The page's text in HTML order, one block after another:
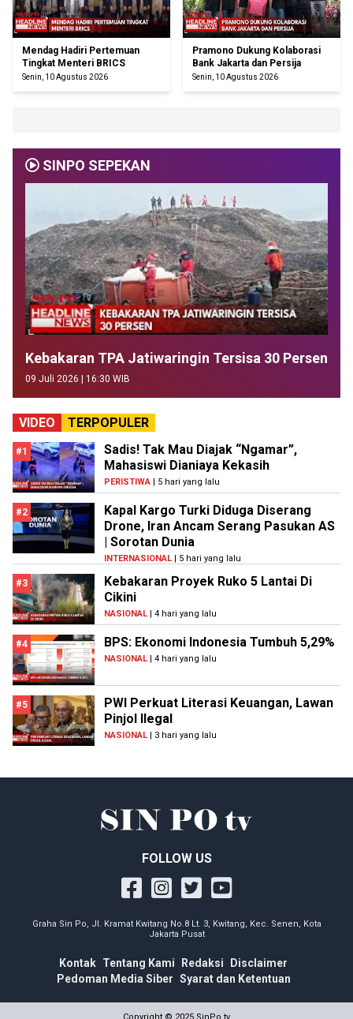
Mendag Hadiri Pertemuan
Tingkat Menteri BRICS
Senin, 10 Agustus 2026
Pramono Dukung Kolaborasi
Bank Jakarta dan Persija
Senin, 10 Agustus 2026
SINPO SEPEKAN
Kebakaran TPA Jatiwaringin Tersisa 30 Persen
09 Juli 2026 | 16:30 WIB
VIDEO TERPOPULER
#1
Sadis! Tak Mau Diajak “Ngamar”,
Mahasiswi Dianiaya Kekasih
PERISTIWA | 5 hari yang lalu
#2
Kapal Kargo Turki Diduga Diserang
Drone, Iran Ancam Serang Pasukan AS
| Sorotan Dunia
INTERNASIONAL | 5 hari yang lalu
#3
Kebakaran Proyek Ruko 5 Lantai Di
Cikini
NASIONAL | 4 hari yang lalu
#4 BPS: Ekonomi Indonesia Tumbuh 5,29%
NASIONAL | 4 hari yang lalu
#5
PWI Perkuat Literasi Keuangan, Lawan
Pinjol Ilegal
NASIONAL | 3 hari yang lalu
FOLLOW US
Graha Sin Po, Jl. Kramat Kwitang No.8 Lt. 3, Kwitang, Kec. Senen, Kota
Jakarta Pusat
Kontak Tentang Kami Redaksi
Disclaimer
Pedoman Media Siber Syarat dan Ketentuan